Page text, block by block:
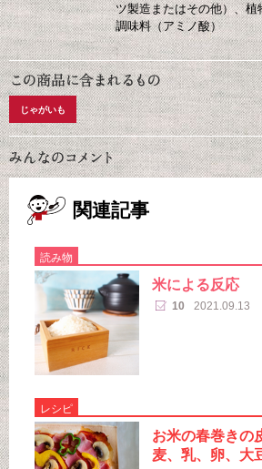
ツ製造またはその他）、
調味料（アミノ酸）
じゃがいも
関連記事
読み物
米による反応
10 2021.09.13
レシピ
お米の春巻きの
麦、乳、卵、大